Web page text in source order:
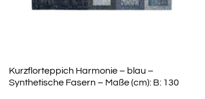
Kurzflorteppich Harmonie – blau –
Synthetische Fasern – Maße (cm): B: 130